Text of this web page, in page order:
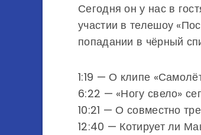
Сегодня он у нас в
участии в телешоу
попадании в чёрный
1:19 — О клипе
6:22 — «Ногу свело»
10:21 — О совместно
12:40 — Котирует ли